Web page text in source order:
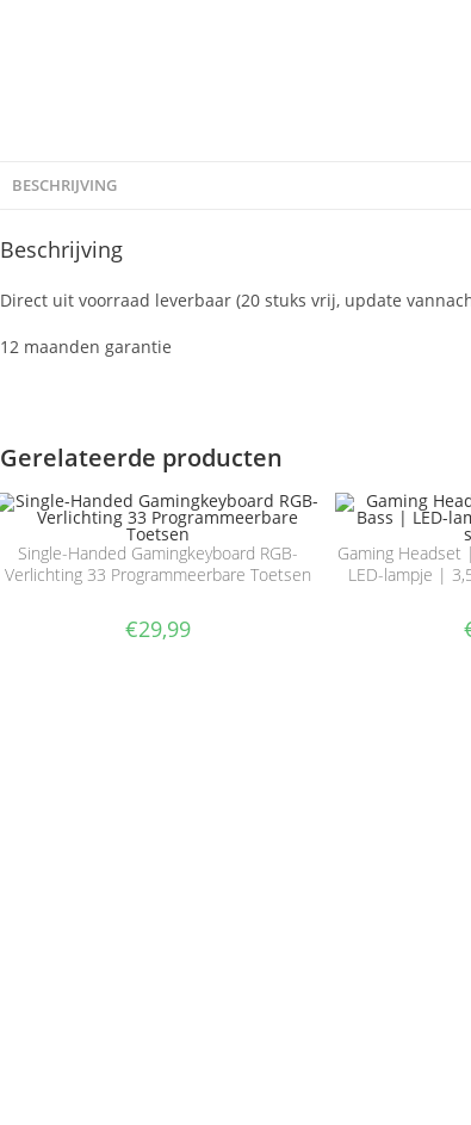
BESCHRIJVING
Beschrijving
Direct uit voorraad leverbaar (20 stuks vrij, update
12 maanden garantie
Gerelateerde producten
Single-Handed Gamingkeyboard RGB-
Verlichting 33 Programmeerbare Toetsen
€29,99
Gaming
LED-lampje |